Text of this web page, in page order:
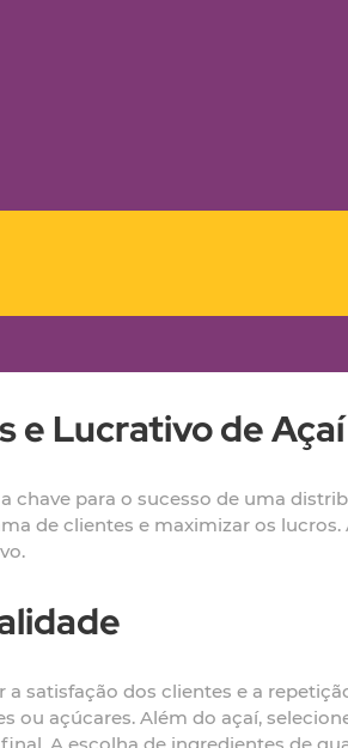
e Lucrativo de Açaí
para o sucesso de uma
de clientes e maximizar os
satisfação dos clientes e a
açúcares. Além do açaí,
A escolha de ingredientes de